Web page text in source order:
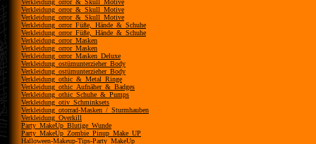
Verkleidung_orror_&_Skull_Motive
Verkleidung_orror_&_Skull_Motive
Verkleidung_orror_&_Skull_Motive
Verkleidung_orror_Füße,_Hände_&_Schuhe
Verkleidung_orror_Füße,_Hände_&_Schuhe
Verkleidung_orror_Masken
Verkleidung_orror_Masken
Verkleidung_orror_Masken_Deluxe
Verkleidung_ostümunterzieher_Body
Verkleidung_ostümunterzieher_Body
Verkleidung_othic_&_Metal_Ringe
Verkleidung_othic_Aufnäher_&_Badges
Verkleidung_othic_Schuhe_&_Pumps
Verkleidung_otiv_Schminksets
Verkleidung_otorrad-Masken_/_Sturmhauben
Verkleidung_Overkill
Party_MakeUp_Blutige_Wunde
Party_MakeUp_Zombie_Pinup_Make_UP
Halloween-Makeup-Tips-Party_MakeUp